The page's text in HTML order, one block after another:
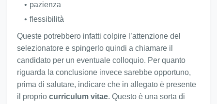
pazienza
flessibilità
Queste potrebbero infatti colpire l’attenzione del
selezionatore e spingerlo quindi a chiamare il
candidato per un eventuale colloquio. Per quanto
riguarda la conclusione invece sarebbe opportuno,
prima di salutare, indicare che in allegato è presente
il proprio curriculum vitae. Questo è una sorta di